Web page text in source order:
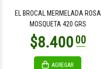
EL BROCAL MERMELADA ROSA
MOSQUETA 420 GRS
AGREGAR